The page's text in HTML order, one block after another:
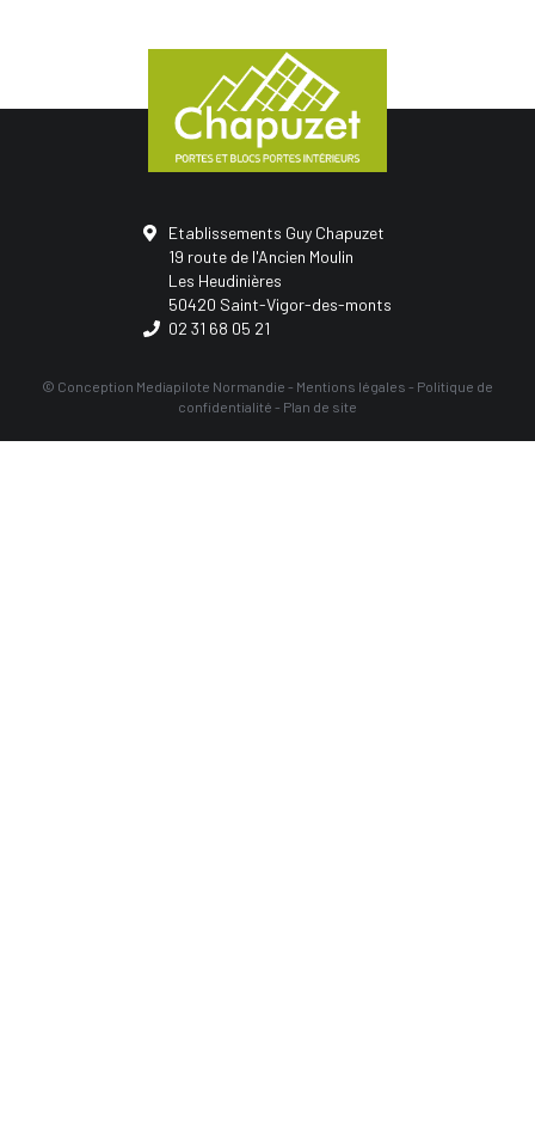
Etablissements Guy Chapuzet
19 route de l'Ancien Moulin
Les Heudinières
50420 Saint-Vigor-des-monts
02 31 68 05 21
© Conception Mediapilote Normandie - Mentions légales - Politique de
confidentialité - Plan de site